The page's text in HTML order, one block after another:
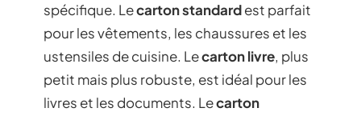
spécifique. Lecarton standardest parfait
pour les vêtements, les chaussures et les
ustensiles de cuisine. Lecarton livre, plus
petit mais plus robuste, est idéal pour les
livres et les documents. Lecarton